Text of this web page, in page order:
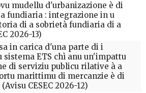
mudellu d'urbanizazione è di
fundiaria : integrazione in u
di a sobrietà fundiaria di a
2026-13)
in carica d'una parte di i
sistema ETS chì anu un'impattu
di serviziu publicu rilative à a
marittimu di mercanzie è di
CESEC 2026-12)